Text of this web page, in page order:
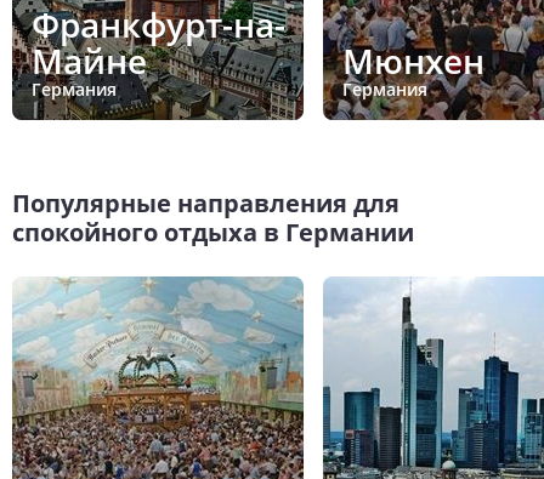
Франкфурт-на-
Майне
Германия
Мюнхен
Германия
Популярные направления для
спокойного отдыха в Германии